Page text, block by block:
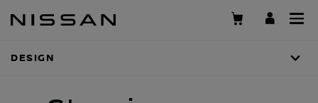
to
content
DESIGN